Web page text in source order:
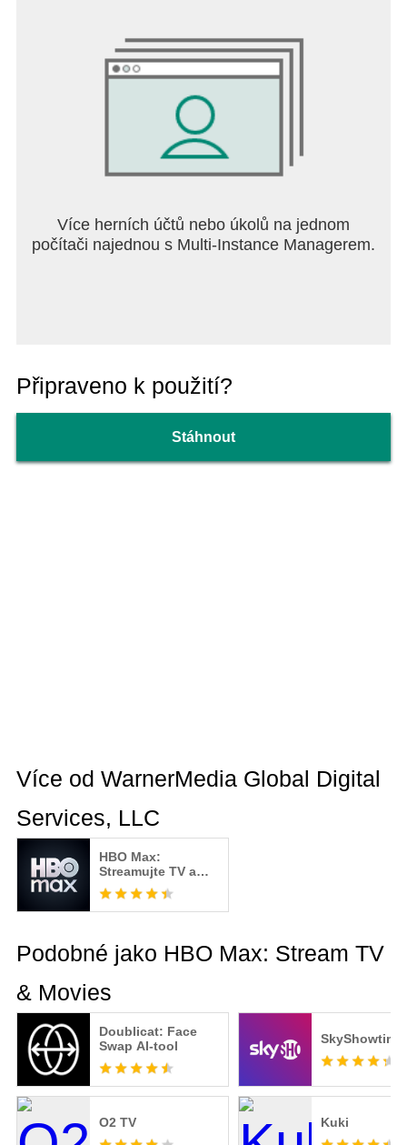
Více herních účtů nebo úkolů na jednom
počítači najednou s Multi-Instance Managerem.
Připraveno k použití?
Stáhnout
Více od WarnerMedia Global Digital
Services, LLC
HBO Max:
Streamujte TV a
filmy
Podobné jako HBO Max: Stream TV
& Movies
Doublicat: Face
Swap AI-tool
SkyShowtime
O2 TV Kuki